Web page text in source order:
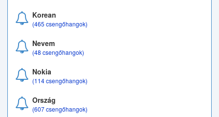
Korean
(465 csengőhangok)
Nevem
(48 csengőhangok)
Nokia
(114 csengőhangok)
Ország
(607 csengőhangok)